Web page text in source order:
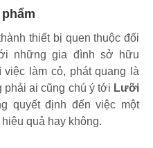
thiết bị quen thuộc đối
những gia đình sở hữu
làm cỏ, phát quang là
phải ai cũng chú ý tới Lưỡi
quyết định đến việc một
quả hay không.